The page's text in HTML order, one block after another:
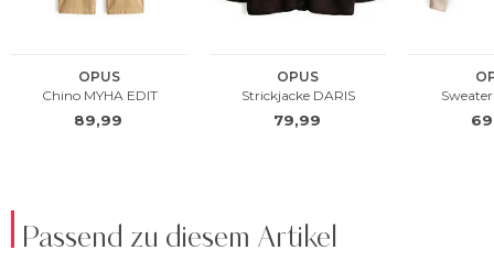
Passend zu diesem Artikel